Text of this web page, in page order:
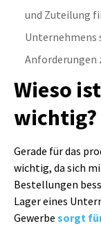
und Zuteilung
Unternehmens
Anforderungen
Wieso
wichtig?
Gerade für das
wichtig, da sich
Bestellungen
Lager eines
Gewerbe sorgt